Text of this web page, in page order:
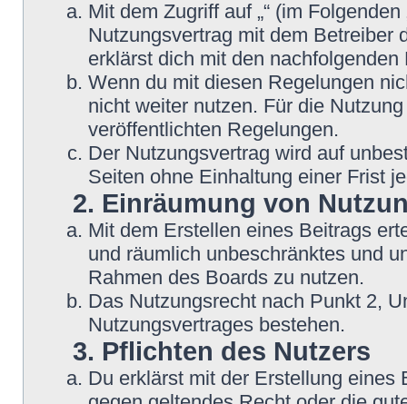
Mit dem Zugriff auf „“ (im
Nutzungsvertrag mit dem Betreiber
erklärst dich mit den
Wenn du mit diesen Regelungen
nicht weiter nutzen. Für die
veröffentlichten Regelungen.
Der Nutzungsvertrag wird auf
Seiten ohne Einhaltung einer Frist
2. Einräumung von
Mit dem Erstellen eines Beitrags
und räumlich unbeschränktes und
Rahmen des Boards zu nutzen.
Das Nutzungsrecht nach Punkt 2,
Nutzungsvertrages bestehen.
3. Pflichten des Nutzers
Du erklärst mit der Erstellung eines